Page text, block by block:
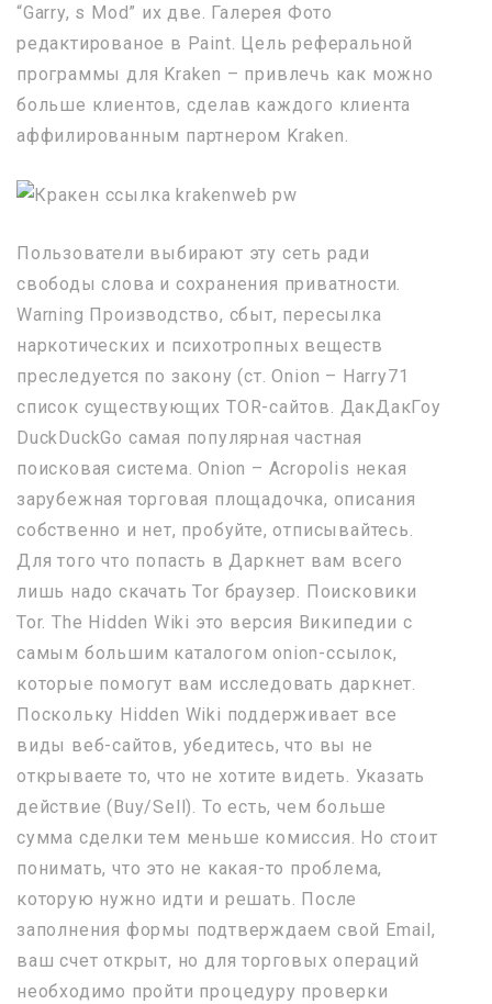
“Garry, s Mod” их две. Галерея Фото
редактированое в Paint. Цель реферальной
программы для Kraken – привлечь как можно
больше клиентов, сделав каждого клиента
аффилированным партнером Kraken.
Пользователи выбирают эту сеть ради
свободы слова и сохранения приватности.
Warning Производство, сбыт, пересылка
наркотических и психотропных веществ
преследуется по закону (ст. Onion – Harry71
список существующих TOR-сайтов. ДакДакГоу
DuckDuckGo самая популярная частная
поисковая система. Onion – Acropolis некая
зарубежная торговая площадочка, описания
собственно и нет, пробуйте, отписывайтесь.
Для того что попасть в Даркнет вам всего
лишь надо скачать Tor браузер. Поисковики
Tor. The Hidden Wiki это версия Википедии с
самым большим каталогом onion-ссылок,
которые помогут вам исследовать даркнет.
Поскольку Hidden Wiki поддерживает все
виды веб-сайтов, убедитесь, что вы не
открываете то, что не хотите видеть. Указать
действие (Buy/Sell). То есть, чем больше
сумма сделки тем меньше комиссия. Но стоит
понимать, что это не какая-то проблема,
которую нужно идти и решать. После
заполнения формы подтверждаем свой Email,
ваш счет открыт, но для торговых операций
необходимо пройти процедуру проверки